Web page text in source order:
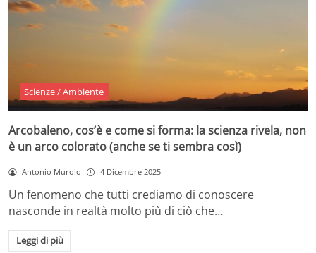
Scienze / Ambiente
Arcobaleno, cos’è e come si forma: la scienza rivela, non
è un arco colorato (anche se ti sembra così)
Antonio Murolo 4 Dicembre 2025
Un fenomeno che tutti crediamo di conoscere
nasconde in realtà molto più di ciò che…
Leggi di più